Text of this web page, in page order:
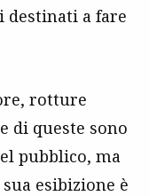
a fare
rotture
di queste sono
pubblico, ma
esibizione è